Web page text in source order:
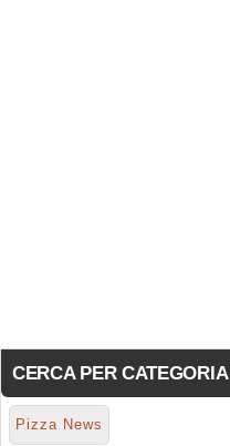
CERCA PER CATEGORIA
Pizza News